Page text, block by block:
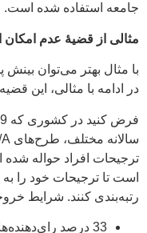
جامعه استفاده شده است.
مثالی از قضیۀ عدم امکان
با مثال بهتر می‌توان
در ادامه با مثالی، این
است تا ترجیحات خود را به
رتبه‌بندی کنند. شرایط